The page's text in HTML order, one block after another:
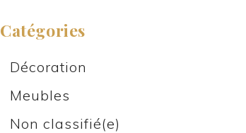
Catégories
Décoration
Meubles
Non classifié(e)